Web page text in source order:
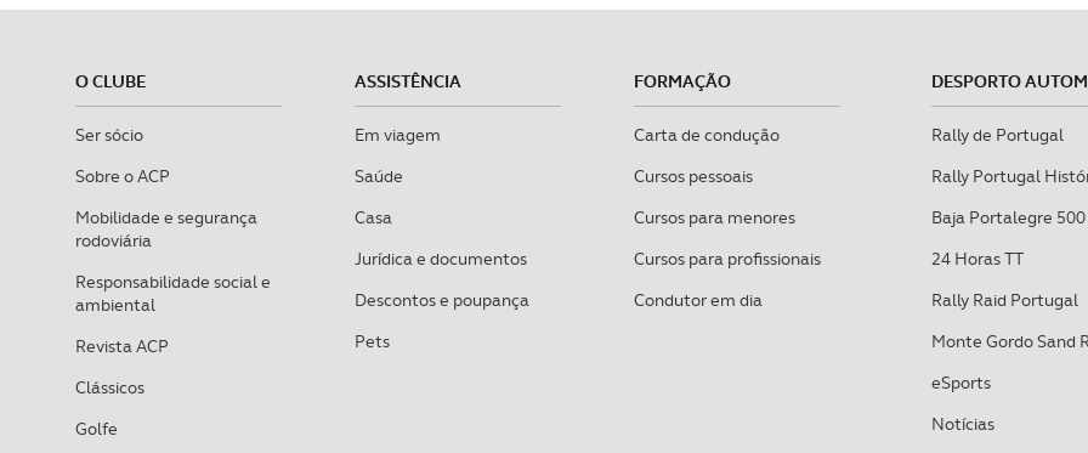
O CLUBE
Ser sócio
Sobre o ACP
Mobilidade e segurança
rodoviária
Responsabilidade social e
ambiental
Revista ACP
Clássicos
Golfe
ASSISTÊNCIA
Em viagem
Saúde
Casa
Jurídica e documentos
Descontos e poupança
Pets
FORMAÇÃO
Carta de condução
Cursos pessoais
Cursos para menores
Cursos para profissionais
Condutor em dia
DESPORTO
Rally de Portugal
Rally Portugal
Baja Portalegre 500
24 Horas TT
Rally Raid Portugal
Monte Gordo Sand
eSports
Notícias